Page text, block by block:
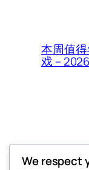
本周值
戏 –
We respect